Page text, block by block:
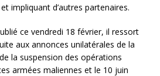
impliquant d’autres partenaires.
ce vendredi 18 février, il ressort
aux annonces unilatérales de la
la suspension des opérations
armées maliennes et le 10 juin